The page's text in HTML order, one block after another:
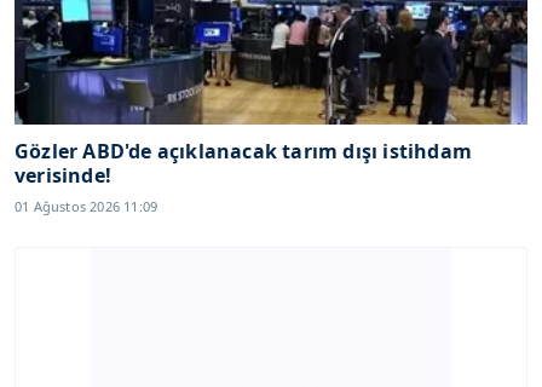
Gözler ABD'de açıklanacak tarım dışı istihdam
verisinde!
01 Ağustos 2026 11:09